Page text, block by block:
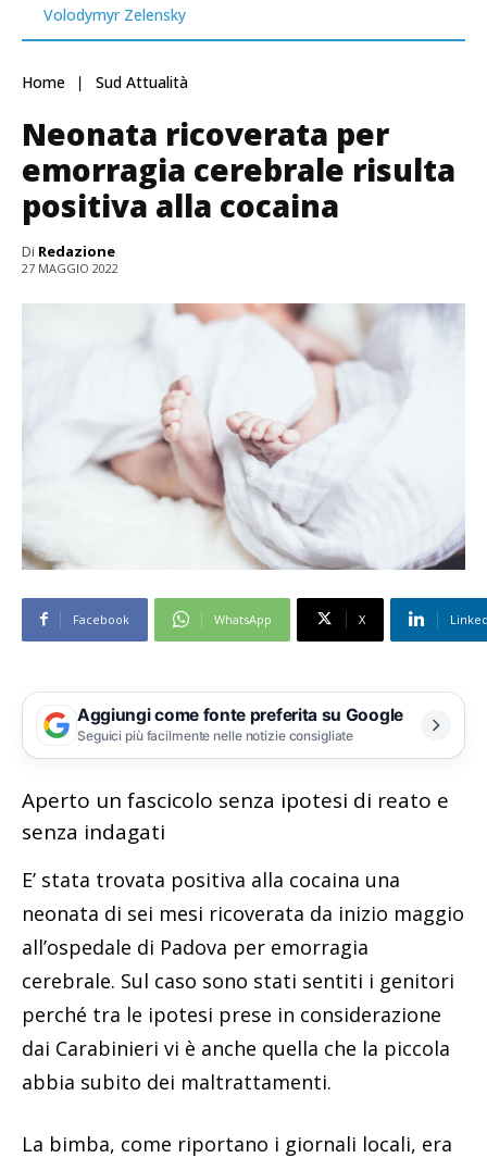
Volodymyr Zelensky
Home Sud Attualità
Neonata ricoverata per
emorragia cerebrale risulta
positiva alla cocaina
Di Redazione
27 MAGGIO 2022
Facebook WhatsApp X
Aggiungi come fonte preferita su Google
Seguici più facilmente nelle notizie consigliate
Aperto un fascicolo senza ipotesi di reato e
senza indagati
E’ stata trovata positiva alla cocaina una
neonata di sei mesi ricoverata da inizio maggio
all’ospedale di Padova per emorragia
cerebrale. Sul caso sono stati sentiti i genitori
perché tra le ipotesi prese in considerazione
dai Carabinieri vi è anche quella che la piccola
abbia subito dei maltrattamenti.
La bimba, come riportano i giornali locali, era